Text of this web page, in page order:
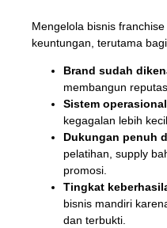
Mengelola bisnis
keuntungan, terutama
Brand sudah
membangun
Sistem
kegagalan lebih
Dukungan penuh
pelatihan, supply
promosi.
Tingkat
bisnis mandiri
dan terbukti.